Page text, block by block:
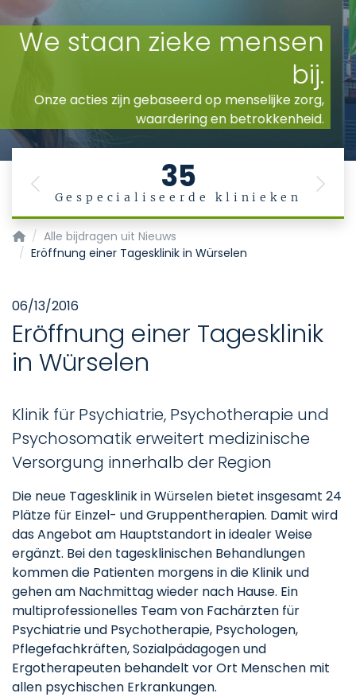
35
Gespecialiseerde klinieken
Previous Next
Startpagina
Alle bijdragen uit Nieuws
Eröffnung einer Tagesklinik in Würselen
06/13/2016
Eröffnung einer Tagesklinik
in Würselen
Klinik für Psychiatrie, Psychotherapie und
Psychosomatik erweitert medizinische
Versorgung innerhalb der Region
Die neue Tagesklinik in Würselen bietet insgesamt 24
Plätze für Einzel- und Gruppentherapien. Damit wird
das Angebot am Hauptstandort in idealer Weise
ergänzt. Bei den tagesklinischen Behandlungen
kommen die Patienten morgens in die Klinik und
gehen am Nachmittag wieder nach Hause. Ein
multiprofessionelles Team von Fachärzten für
Psychiatrie und Psychotherapie, Psychologen,
Pflegefachkräften, Sozialpädagogen und
Ergotherapeuten behandelt vor Ort Menschen mit
allen psychischen Erkrankungen.